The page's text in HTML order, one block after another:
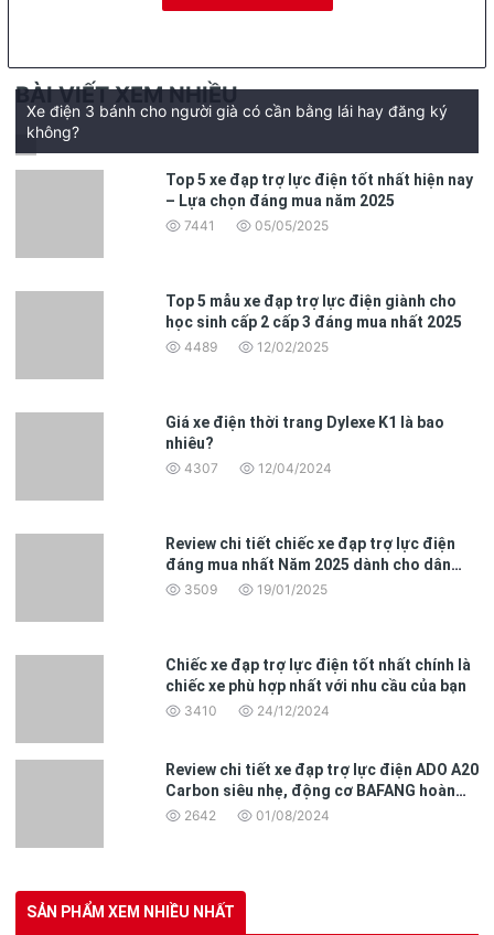
Sản phẩm thân thiện với mọi người:
Xe máy điện VinFas
tuổi. Đây là một lựa chọn hoàn hảo cho người lớn tuổi và người
khuyết tật. Chiếc xe này mang đến sự thuận tiện và tiết kiệm
năng lượng cho mọi người, với khả năng di chuyển một cách dễ
An toàn và tiện nghi:
bảo hoạt động ổn định ngay cả khi ngập nước đến **0,5m trong
30 phút**. Hệ thống đèn full LED và đèn pha Projector tiêu chuẩn
ECE Châu Âu đảm bảo bạn có thể di chuyển an toàn vào ban đêm
và trong điều kiện thời tiết khó khăn.
BÀI VIẾT XEM NHIỀU
Xe điện 3 bánh cho người già có cần bằng lái hay đăng ký
không?
Top 5 xe đạp trợ lực điện tốt nhất hiện nay
– Lựa chọn đáng mua năm 2025
7441 05/05/2025
Top 5 mẫu xe đạp trợ lực điện giành cho
học sinh cấp 2 cấp 3 đáng mua nhất 2025
4489 12/02/2025
Giá xe điện thời trang Dylexe K1 là bao
nhiêu?
4307 12/04/2024
Review chi tiết chiếc xe đạp trợ lực điện
đáng mua nhất Năm 2025 dành cho dân
văn phòng
3509 19/01/2025
Chiếc xe đạp trợ lực điện tốt nhất chính là
chiếc xe phù hợp nhất với nhu cầu của bạn
3410 24/12/2024
Review chi tiết xe đạp trợ lực điện ADO A20
Carbon siêu nhẹ, động cơ BAFANG hoàn
toàn mới
2642 01/08/2024
SẢN PHẨM XEM NHIỀU NHẤT